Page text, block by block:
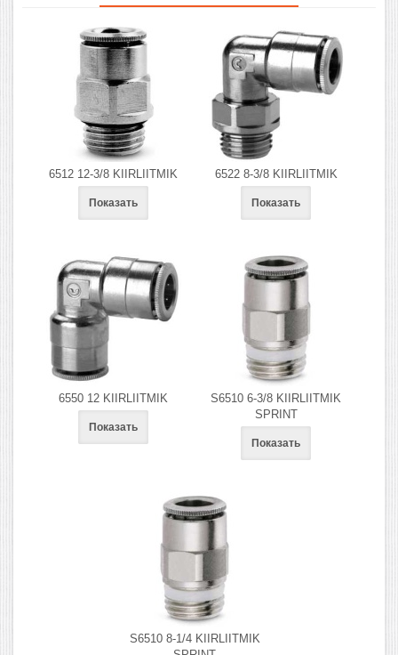
6512 12-3/8 KIIRLIITMIK
Показать
6522 8-3/8 KIIRLIITMIK
Показать
6550 12 KIIRLIITMIK
Показать
S6510 6-3/8 KIIRLIITMIK
SPRINT
Показать
S6510 8-1/4 KIIRLIITMIK